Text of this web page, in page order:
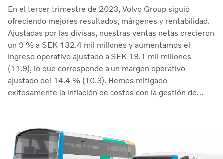
En el tercer trimestre de 2023, Volvo Group siguió
ofreciendo mejores resultados, márgenes y rentabilidad.
Ajustadas por las divisas, nuestras ventas netas crecieron
un 9 % a SEK 132.4 mil millones y aumentamos el
ingreso operativo ajustado a SEK 19.1 mil millones
(11.9), lo que corresponde a un margen operativo
ajustado del 14.4 % (10.3). Hemos mitigado
exitosamente la inflación de costos con la gestión de
empleado aumentó a 33.7 % (27.4)&quot;, dice
Martin Lundstedt, presidente y director ejecutivo.